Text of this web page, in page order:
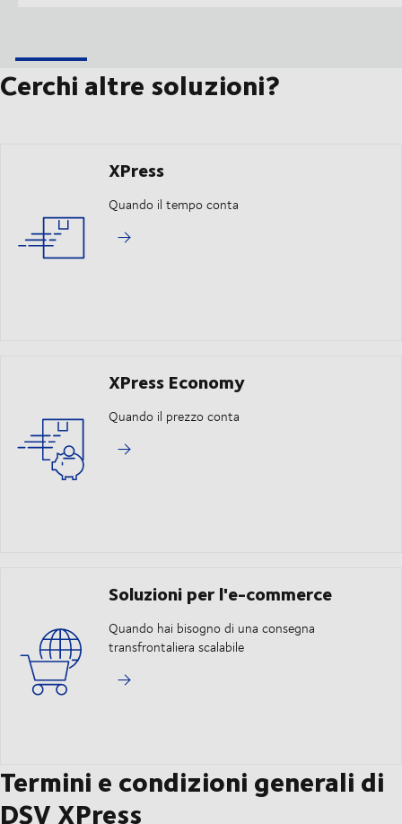
Cerchi altre soluzioni?
XPress
Quando il tempo conta
XPress Economy
Quando il prezzo conta
Soluzioni per l'e-commerce
Quando hai bisogno di una consegna
transfrontaliera scalabile
Termini e condizioni generali di
DSV XPress